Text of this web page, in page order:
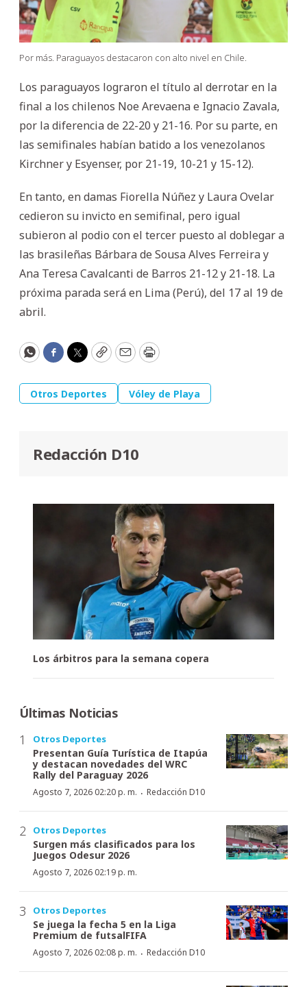
Por más. Paraguayos destacaron con alto nivel en Chile.
Los paraguayos lograron el título al derrotar en la
final a los chilenos Noe Arevaena e Ignacio Zavala,
por la diferencia de 22-20 y 21-16. Por su parte, en
las semifinales habían batido a los venezolanos
Kirchner y Esyenser, por 21-19, 10-21 y 15-12).
En tanto, en damas Fiorella Núñez y Laura Ovelar
cedieron su invicto en semifinal, pero igual
subieron al podio con el tercer puesto al doblegar a
las brasileñas Bárbara de Sousa Alves Ferreira y
Ana Teresa Cavalcanti de Barros 21-12 y 21-18. La
próxima parada será en Lima (Perú), del 17 al 19 de
abril.
WhatsApp
Facebook
Twitter
CopyEmailPrint
Otros Deportes Vóley de Playa
Redacción D10
Los árbitros para la semana copera
Últimas Noticias
Otros Deportes
Presentan Guía Turística de Itapúa
y destacan novedades del WRC
Rally del Paraguay 2026
Agosto 7, 2026 02:20 p. m. · Redacción D10
Otros Deportes
Surgen más clasificados para los
Juegos Odesur 2026
Agosto 7, 2026 02:19 p. m.
Otros Deportes
Se juega la fecha 5 en la Liga
Premium de futsalFIFA
Agosto 7, 2026 02:08 p. m. · Redacción D10